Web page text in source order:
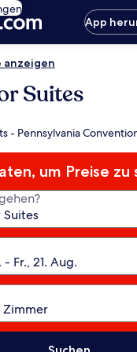
App
Suites
- Pennsylvania
um Preise zu